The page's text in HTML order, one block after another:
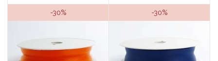
-30% -30%